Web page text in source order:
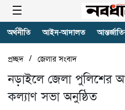
অর্থনীতি আইন-আদালত
প্রচ্ছদ/ জেলার সংবাদ
নড়াইলে জেলা পুলিশের
কল্যাণ সভা অনুষ্ঠিত